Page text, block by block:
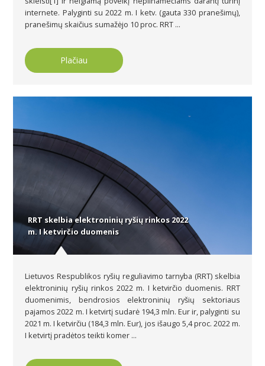
internete. Palyginti su 2022 m. I ketv. (gauta 330 pranešimų),
pranešimų skaičius sumažėjo 10 proc. RRT ...
Plačiau
RRT skelbia elektroninių ryšių rinkos 2022
m. I ketvirčio duomenis
Lietuvos Respublikos ryšių reguliavimo tarnyba (RRT) skelbia
elektroninių ryšių rinkos 2022 m. I ketvirčio duomenis. RRT
duomenimis, bendrosios elektroninių ryšių sektoriaus
pajamos 2022 m. I ketvirtį sudarė 194,3 mln. Eur ir, palyginti su
2021 m. I ketvirčiu (184,3 mln. Eur), jos išaugo 5,4 proc. 2022 m.
I ketvirtį pradėtos teikti komer ...